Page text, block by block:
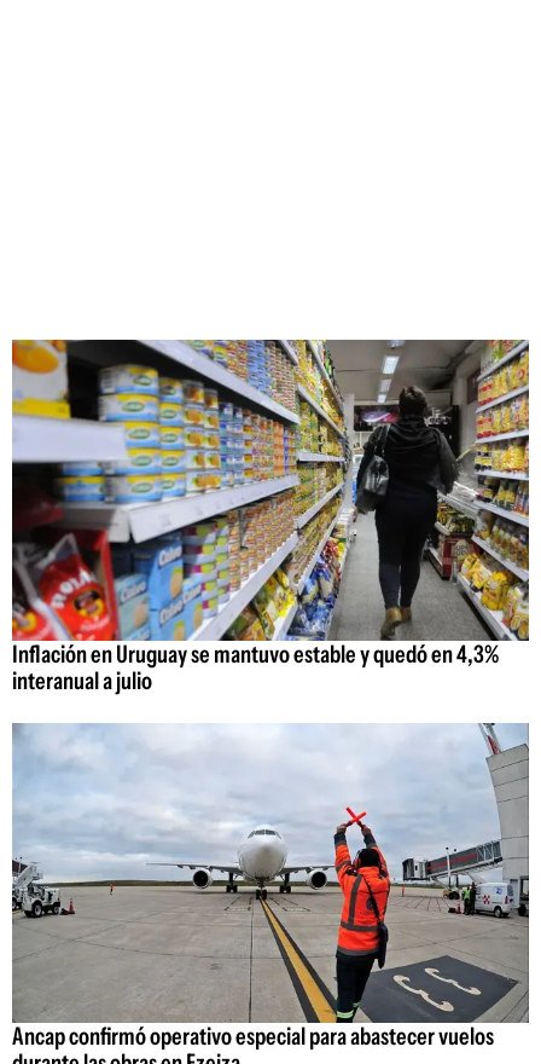
Inflación en Uruguay se mantuvo estable y quedó en 4,3%
interanual a julio
Ancap confirmó operativo especial para abastecer vuelos